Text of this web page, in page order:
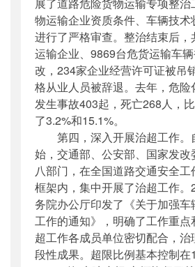
物运输企业资质条件、车辆技术
进行了严格审查。整治结束后
运输企业、9869台危货运输车
改，234家企业经营许可证被吊
格从业人员被辞退。去年，危险
发生事故403起，死亡268人，
了3.2%和15.1%。
第四，深入开展治超工作。
始，交通部、公安部、国家发
八部门，在全国道路交通安全
框架内，集中开展了治超工作。
务院办公厅印发了《关于加强车
工作的通知》，明确了工作重
超工作各成员单位密切配合，
段性成果。超限比例基本控制在